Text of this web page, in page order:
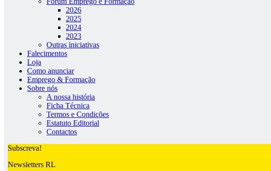
2026
2025
2024
2023
Outras iniciativas
Falecimentos
Loja
Como anunciar
Emprego & Formação
Sobre nós
A nossa história
Ficha Técnica
Termos e Condições
Estatuto Editorial
Contactos
Subscreva!
Newsletters RL